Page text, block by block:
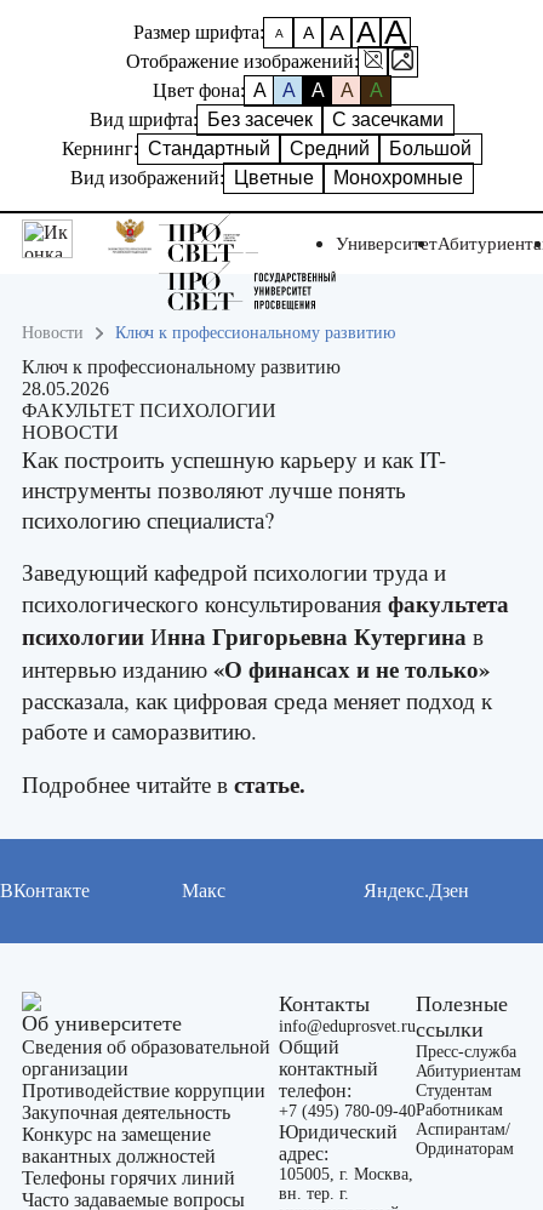
Размер шрифта: А А А А А
Отображение изображений:
Цвет фона: A A A A
A
Вид шрифта:
Без засечек
С засечками
Кернинг: Стандартный Средний
Большой
Вид изображений:
Цветные Монохромные
Университет
Новости Ключ к профессиональному развитию
Ключ к профессиональному развитию
28.05.2026
ФАКУЛЬТЕТ ПСИХОЛОГИИ
НОВОСТИ
Как построить успешную карьеру и как IT-
инструменты позволяют лучше понять
психологию специалиста?
Заведующий кафедрой психологии труда и
психологического консультирования факультета
психологии Инна Григорьевна Кутергина в
интервью изданию «О финансах и не только»
рассказала, как цифровая среда меняет подход к
работе и саморазвитию.
Подробнее читайте в статье.
ВКонтакте Макс Яндекс.Дзен
Об университете
Сведения об образовательной
организации
Противодействие коррупции
Закупочная деятельность
Конкурс на замещение
вакантных должностей
Телефоны горячих линий
Часто задаваемые вопросы
Контакты
info@eduprosvet.ru
Общий
контактный
телефон:
+7 (495) 780-09-40
Юридический
адрес:
105005, г. Москва,
вн. тер. г.
Полезные
ссылки
Пресс-служба
Абитуриентам
Студентам
Работникам
Аспирантам/
Ординаторам